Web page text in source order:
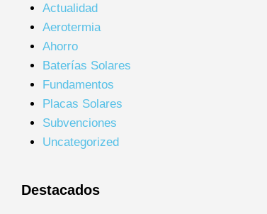
Actualidad
Aerotermia
Ahorro
Baterías Solares
Fundamentos
Placas Solares
Subvenciones
Uncategorized
Destacados